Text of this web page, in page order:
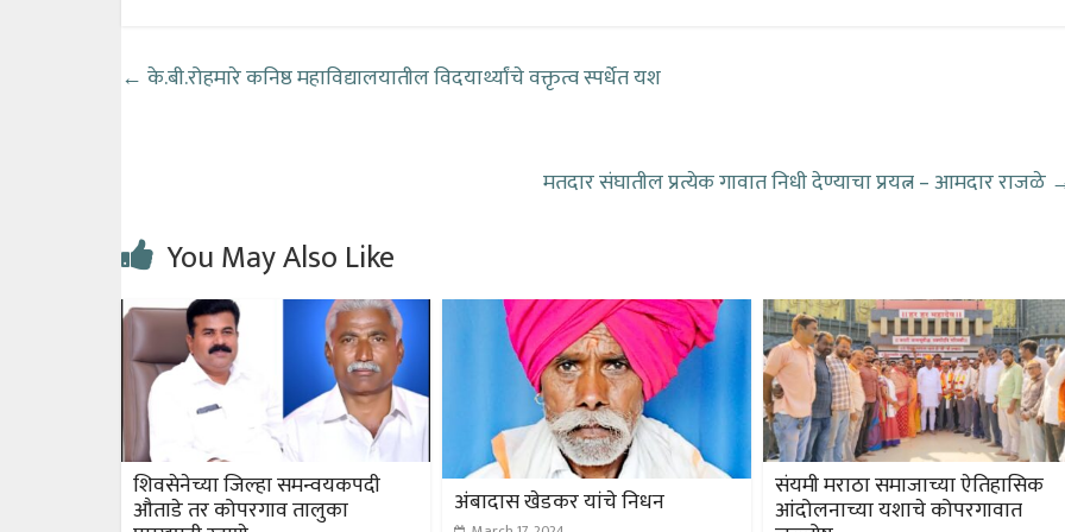
← के.बी.रोहमारे कनिष्ठ महाविद्यालयातील विदयार्थ्यांचे वक्तृत्व स्पर्धेत यश
मतदार संघातील प्रत्येक गावात निधी देण्याचा प्रयत्न – आमदार राजळे
You May Also Like
शिवसेनेच्या जिल्हा समन्वयकपदी
औताडे तर कोपरगाव तालुका अंबादास खेडकर यांचे निधन संयमी मराठा समाजाच्या ऐतिहासिक
आंदोलनाच्या यशाचे कोपरगावात